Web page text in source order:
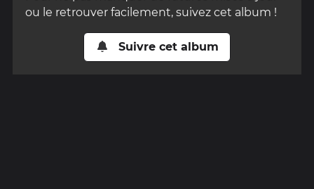
ou le retrouver facilement, suivez cet album !
Suivre cet album